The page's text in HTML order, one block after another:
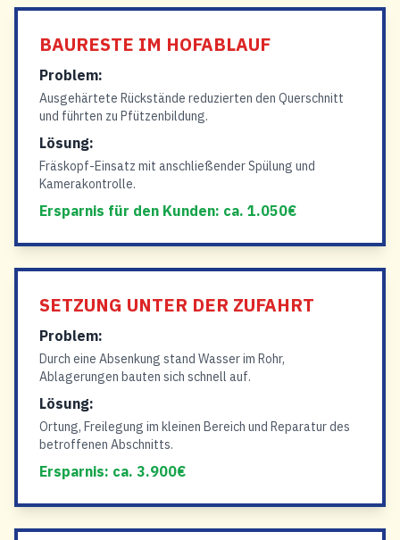
BAURESTE IM HOFABLAUF
Problem:
Ausgehärtete Rückstände reduzierten den Querschnitt
und führten zu Pfützenbildung.
Lösung:
Fräskopf-Einsatz mit anschließender Spülung und
Kamerakontrolle.
Ersparnis für den Kunden: ca. 1.050€
SETZUNG UNTER DER ZUFAHRT
Problem:
Durch eine Absenkung stand Wasser im Rohr,
Ablagerungen bauten sich schnell auf.
Lösung:
Ortung, Freilegung im kleinen Bereich und Reparatur des
betroffenen Abschnitts.
Ersparnis: ca. 3.900€